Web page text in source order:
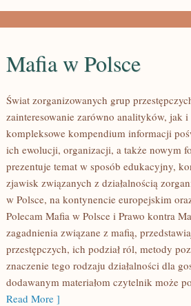
Mafia w Polsce
Świat zorganizowanych grup
zainteresowanie zarówno analityków, jak
kompleksowe kompendium informacji
ich ewolucji, organizacji, a także nowym
prezentuje temat w sposób edukacyjny,
zjawisk związanych z działalnością
w Polsce, na kontynencie europejskim
Polecam Mafia w Polsce i Prawo kontra
zagadnienia związane z mafią,
przestępczych, ich podział ról, metody
znaczenie tego rodzaju działalności dla
dodawanym materiałom czytelnik może
Read More ]